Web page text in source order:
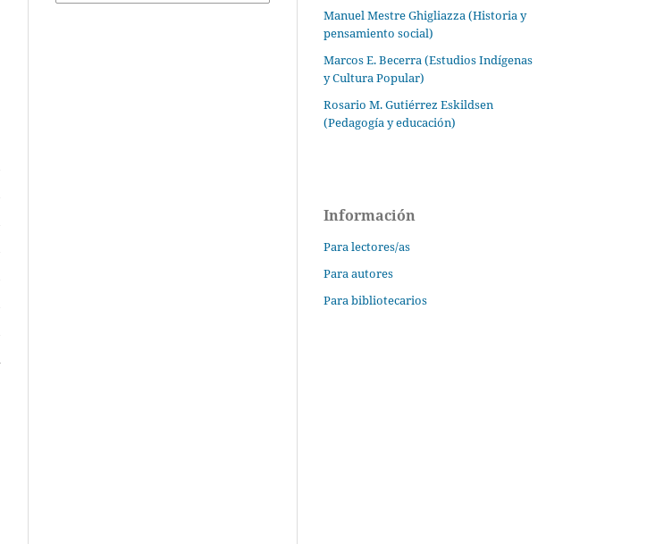
Manuel Mestre Ghigliazza (Historia y
pensamiento social)
Marcos E. Becerra (Estudios Indígenas
y Cultura Popular)
Rosario M. Gutiérrez Eskildsen
(Pedagogía y educación)
Información
Para lectores/as
Para autores
Para bibliotecarios